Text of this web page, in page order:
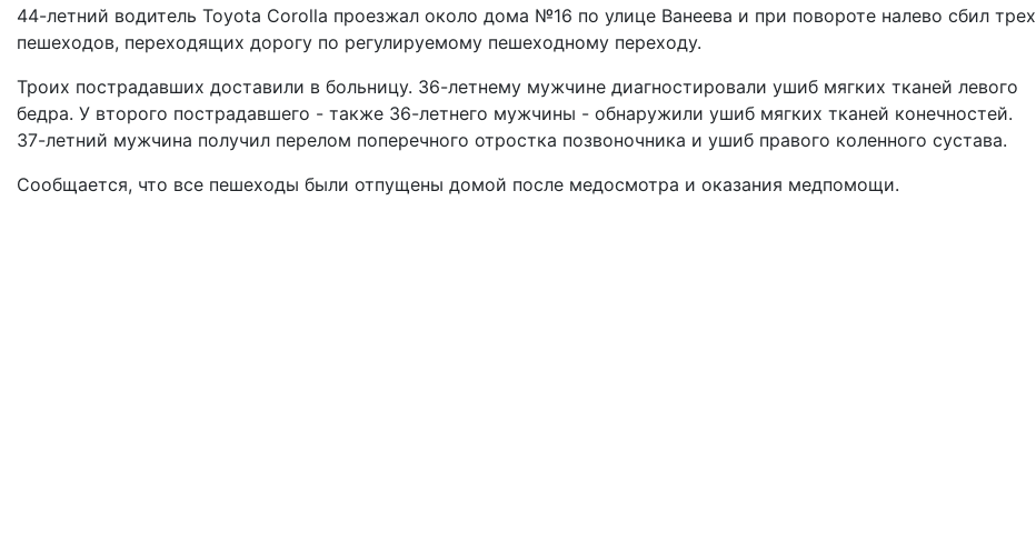
44-летний водитель Toyota Corolla проезжал около дома №16 по улице Ванеева и при повороте налево сбил трех
пешеходов, переходящих дорогу по регулируемому пешеходному переходу.
Троих пострадавших доставили в больницу. 36-летнему мужчине диагностировали ушиб мягких тканей левого
бедра. У второго пострадавшего - также 36-летнего мужчины - обнаружили ушиб мягких тканей конечностей.
37-летний мужчина получил перелом поперечного отростка позвоночника и ушиб правого коленного сустава.
Сообщается, что все пешеходы были отпущены домой после медосмотра и оказания медпомощи.